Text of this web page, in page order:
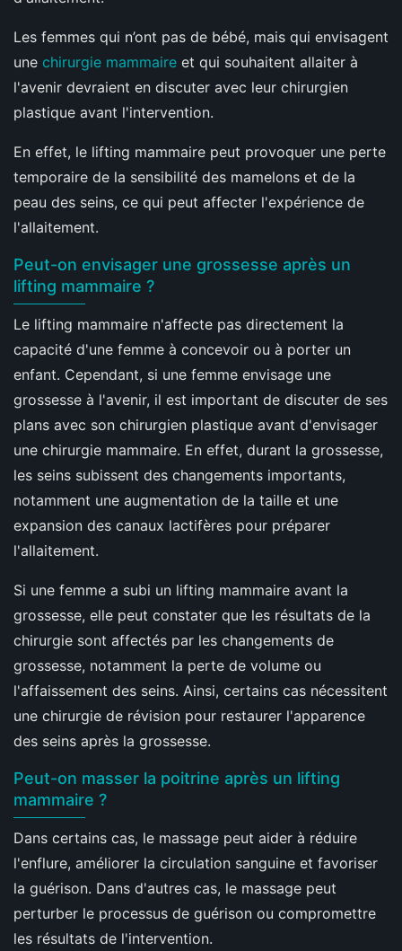
Les femmes qui n’ont pas de bébé, mais qui envisagent
une chirurgie mammaire et qui souhaitent allaiter à
l'avenir devraient en discuter avec leur chirurgien
plastique avant l'intervention.
En effet, le lifting mammaire peut provoquer une perte
temporaire de la sensibilité des mamelons et de la
peau des seins, ce qui peut affecter l'expérience de
l'allaitement.
Peut-on envisager une grossesse après un
lifting mammaire ?
Le lifting mammaire n'affecte pas directement la
capacité d'une femme à concevoir ou à porter un
enfant. Cependant, si une femme envisage une
grossesse à l'avenir, il est important de discuter de ses
plans avec son chirurgien plastique avant d'envisager
une chirurgie mammaire. En effet, durant la grossesse,
les seins subissent des changements importants,
notamment une augmentation de la taille et une
expansion des canaux lactifères pour préparer
l'allaitement.
Si une femme a subi un lifting mammaire avant la
grossesse, elle peut constater que les résultats de la
chirurgie sont affectés par les changements de
grossesse, notamment la perte de volume ou
l'affaissement des seins. Ainsi, certains cas nécessitent
une chirurgie de révision pour restaurer l'apparence
des seins après la grossesse.
Peut-on masser la poitrine après un lifting
mammaire ?
Dans certains cas, le massage peut aider à réduire
l'enflure, améliorer la circulation sanguine et favoriser
la guérison. Dans d'autres cas, le massage peut
perturber le processus de guérison ou compromettre
les résultats de l'intervention.